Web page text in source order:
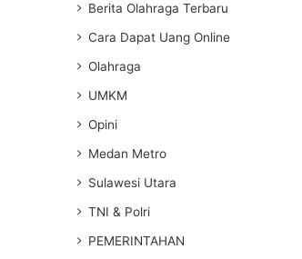
Berita Olahraga Terbaru
Cara Dapat Uang Online
Olahraga
UMKM
Opini
Medan Metro
Sulawesi Utara
TNI & Polri
PEMERINTAHAN